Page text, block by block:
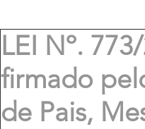
LEI Nº.
firmado
de Pais,